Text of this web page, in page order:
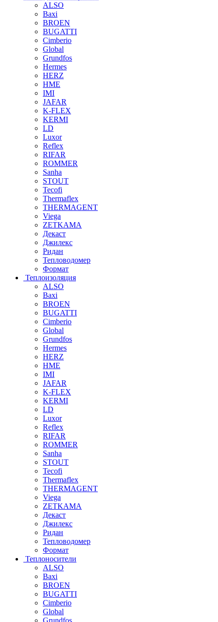
ALSO
Baxi
BROEN
BUGATTI
Cimberio
Global
Grundfos
Hermes
HERZ
HME
IMI
JAFAR
K-FLEX
KERMI
LD
Luxor
Reflex
RIFAR
ROMMER
Sanha
STOUT
Tecofi
Thermaflex
THERMAGENT
Viega
ZETKAMA
Декаст
Джилекс
Ридан
Тепловодомер
Формат
Теплоизоляция
ALSO
Baxi
BROEN
BUGATTI
Cimberio
Global
Grundfos
Hermes
HERZ
HME
IMI
JAFAR
K-FLEX
KERMI
LD
Luxor
Reflex
RIFAR
ROMMER
Sanha
STOUT
Tecofi
Thermaflex
THERMAGENT
Viega
ZETKAMA
Декаст
Джилекс
Ридан
Тепловодомер
Формат
Теплоносители
ALSO
Baxi
BROEN
BUGATTI
Cimberio
Global
Grundfos